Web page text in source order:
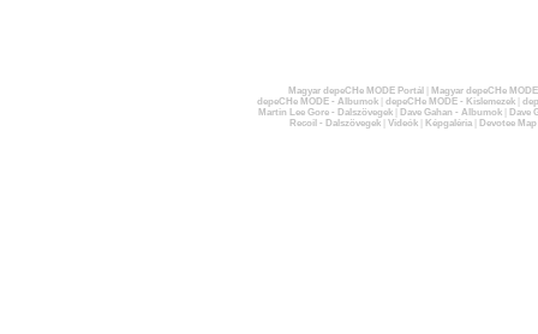
Magyar depeCHe MODE Portál
Magyar depeCHe
depeCHe MODE - Albumok| depeCHe MODE - Kislemezek|
Martin Lee Gore - Dalszövegek| Dave Gahan - Albumok|
Dave
Recoil - Dalszövegek| Videók| Képgaléria| Devotee Map